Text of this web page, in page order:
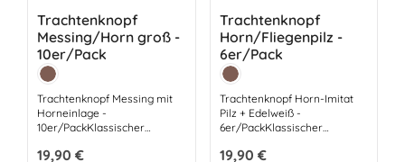
Trachtenknopf
Messing/Horn groß -
10er/Pack
Farbe:
Braun
Trachtenknopf Messing mit
Horneinlage -
10er/PackKlassischer
Durchmesser 20 mm2-
Regulärer Preis:
19,90 €
Trachtenknopf
Horn/Fliegenpilz -
6er/Pack
Farbe:
Braun
Trachtenknopf Horn-Imitat
Pilz + Edelweiß -
6er/PackKlassischer
Durchmesser 30 mm2-
Regulärer Preis:
19,90 €